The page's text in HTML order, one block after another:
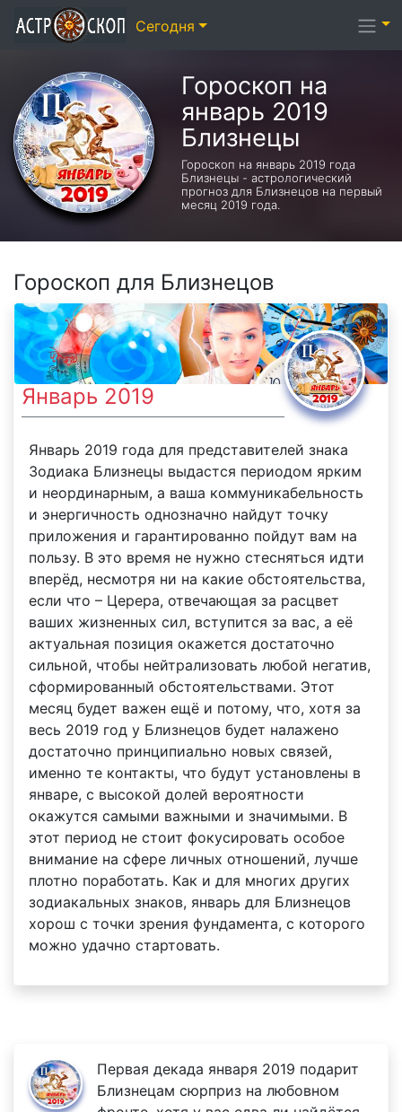
Гороскоп на
январь 2019
Близнецы
Гороскоп на январь 2019 года
Близнецы - астрологический
прогноз для Близнецов на первый
месяц 2019 года.
Гороскоп для Близнецов
Январь 2019
Январь 2019 года для представителей знака
Зодиака Близнецы выдастся периодом ярким
и неординарным, а ваша коммуникабельность
и энергичность однозначно найдут точку
приложения и гарантированно пойдут вам на
пользу. В это время не нужно стесняться идти
вперёд, несмотря ни на какие обстоятельства,
если что – Церера, отвечающая за расцвет
ваших жизненных сил, вступится за вас, а её
актуальная позиция окажется достаточно
сильной, чтобы нейтрализовать любой негатив,
сформированный обстоятельствами. Этот
месяц будет важен ещё и потому, что, хотя за
весь 2019 год у Близнецов будет налажено
достаточно принципиально новых связей,
именно те контакты, что будут установлены в
январе, с высокой долей вероятности
окажутся самыми важными и значимыми. В
этот период не стоит фокусировать особое
внимание на сфере личных отношений, лучше
плотно поработать. Как и для многих других
зодиакальных знаков, январь для Близнецов
хорош с точки зрения фундамента, с которого
можно удачно стартовать.
Первая декада января 2019 подарит
Близнецам сюрприз на любовном
Сегодня